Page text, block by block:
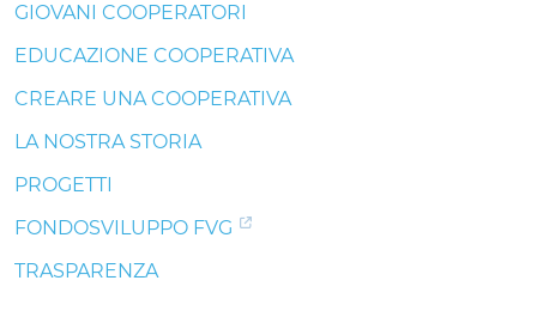
GIOVANI COOPERATORI
EDUCAZIONE COOPERATIVA
CREARE UNA COOPERATIVA
LA NOSTRA STORIA
PROGETTI
FONDOSVILUPPO FVG
TRASPARENZA